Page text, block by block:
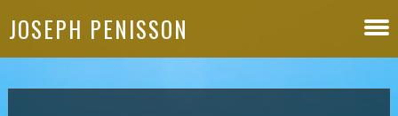
JOSEPH PENISSON